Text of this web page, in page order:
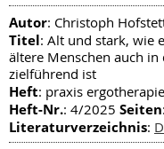
Autor: Christoph
Titel: Alt und stark, wie
ältere Menschen auch
zielführend ist
Heft: praxis ergotherapie
Heft-Nr.: 4/2025 Seiten
Literaturverzeichnis: